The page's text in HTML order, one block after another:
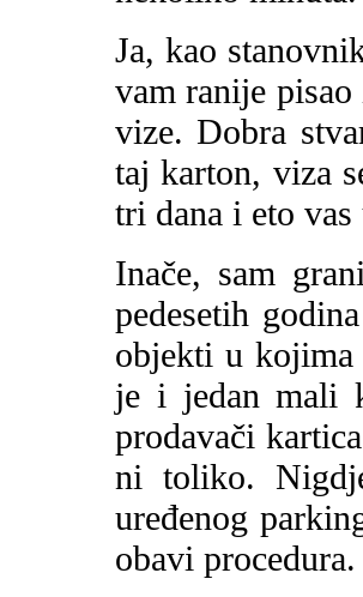
Ja, kao
vam ranije
vize. Dobra
taj karton, viza
tri dana i eto
Inače, sam
pedesetih
objekti u
je i jedan mali
prodavači
ni toliko.
uređenog
obavi procedura.